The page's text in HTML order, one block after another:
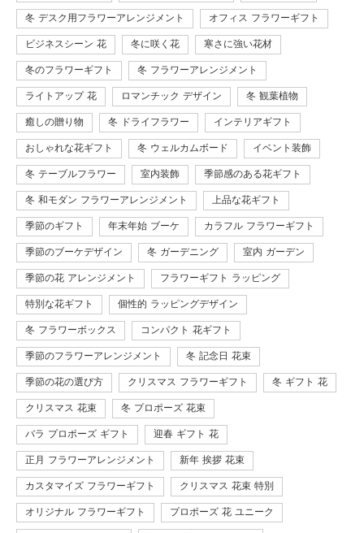
冬 デスク用フラワーアレンジメント オフィス フラワーギフト
ビジネスシーン 花 冬に咲く花 寒さに強い花材
冬のフラワーギフト 冬 フラワーアレンジメント
ライトアップ 花 ロマンチック デザイン 冬 観葉植物
癒しの贈り物 冬 ドライフラワー インテリアギフト
おしゃれな花ギフト 冬 ウェルカムボード イベント装飾
冬 テーブルフラワー 室内装飾 季節感のある花ギフト
冬 和モダン フラワーアレンジメント 上品な花ギフト
季節のギフト 年末年始 ブーケ カラフル フラワーギフト
季節のブーケデザイン 冬 ガーデニング 室内 ガーデン
季節の花 アレンジメント フラワーギフト ラッピング
特別な花ギフト 個性的 ラッピングデザイン
冬 フラワーボックス コンパクト 花ギフト
季節のフラワーアレンジメント 冬 記念日 花束
季節の花の選び方 クリスマス フラワーギフト 冬 ギフト 花
クリスマス 花束 冬 プロポーズ 花束
バラ プロポーズ ギフト 迎春 ギフト 花
正月 フラワーアレンジメント 新年 挨拶 花束
カスタマイズ フラワーギフト クリスマス 花束 特別
オリジナル フラワーギフト プロポーズ 花 ユニーク